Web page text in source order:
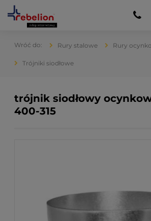
Rury stalowe Rury
Trójniki siodłowe
trójnik siodłowy
400-315